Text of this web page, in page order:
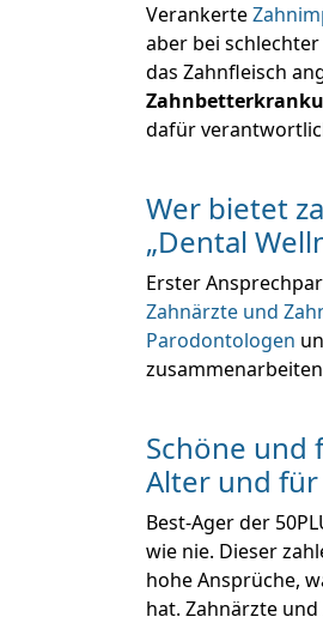
Verankerte
aber bei
das Zahnfleisch
dafür
Wer bietet
„Dental
Erster
Zahnärzte und
Parodontologen
Schöne und
Alter und
Best-Ager der
wie nie. Dieser
hohe Ansprüche,
hat. Zahnärzte